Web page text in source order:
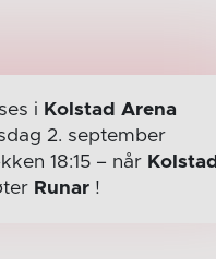
i Kolstad Arena
2. september
18:15 – når Kolstad
Runar !